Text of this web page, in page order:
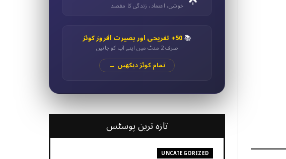
خوشی، اعتماد، زندگی کا مقصد
📚50+ تفریحی اور بصیرت افروز کوئز
صرف 2 منٹ میں اپنے آپ کو جانیں
تمام کوئز دیکھیں →
تازہ ترین پوسٹس
UNCATEGORIZED